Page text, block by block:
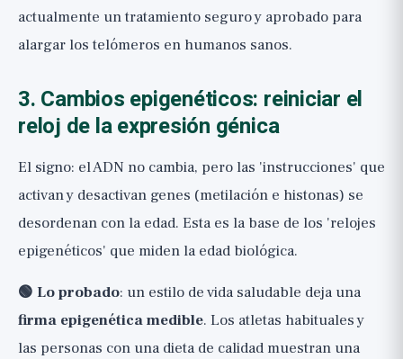
actualmente un tratamiento seguro y aprobado para
alargar los telómeros en humanos sanos.
3. Cambios epigenéticos: reiniciar el
reloj de la expresión génica
El signo: el ADN no cambia, pero las 'instrucciones' que
activan y desactivan genes (metilación e histonas) se
desordenan con la edad. Esta es la base de los 'relojes
epigenéticos' que miden la edad biológica.
🟢 Lo probado: un estilo de vida saludable deja una
firma epigenética medible. Los atletas habituales y
las personas con una dieta de calidad muestran una